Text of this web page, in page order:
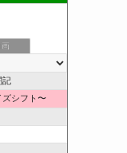
画
記
ズシフト〜